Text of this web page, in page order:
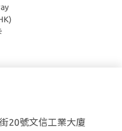
20號文信工業大廈